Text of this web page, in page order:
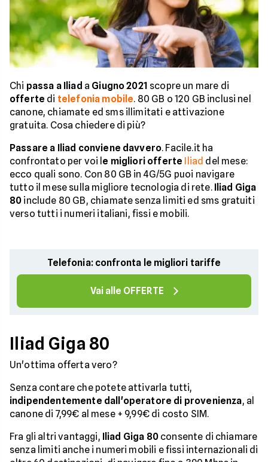
Chi passa a Iliad a Giugno 2021 scopre un mare di
offerte di telefonia mobile. 80 GB o 120 GB inclusi nel
canone, chiamate ed sms illimitati e attivazione
gratuita. Cosa chiedere di più?
Passare a Iliad conviene davvero. Facile.it ha
confrontato per voi l e migliori offerte Iliad del mese:
ecco quali sono. Con 80 GB in 4G/5G puoi navigare
tutto il mese sulla migliore tecnologia di rete.
Iliad Giga
80 include 80 GB, chiamate senza limiti ed sms gratuiti
verso tutti i numeri italiani, fissi e mobili.
Telefonia: confronta le migliori tariffe
Vai alle OFFERTE
Iliad Giga 80
Un'ottima offerta vero?
Senza contare che potete attivarla tutti,
indipendentemente dall'operatore di provenienza, al
canone di 7,99€ al mese + 9,99€ di costo SIM.
Fra gli altri vantaggi,
Iliad Giga 80consente di chiamare
senza limiti anche i numeri mobili e fissi internazionali di